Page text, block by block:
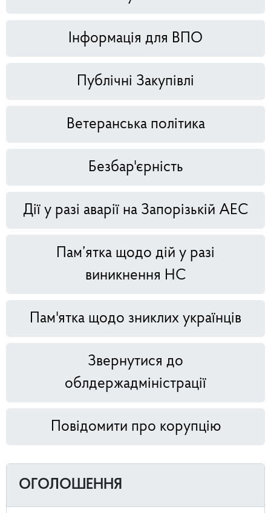
Інформація для ВПО
Публічні Закупівлі
Ветеранська політика
Безбар'єрність
Дії у разі аварії на Запорізькій АЕС
Пам’ятка щодо дій у разі
виникнення НС
Пам'ятка щодо зниклих українців
Звернутися до
облдержадміністрації
Повідомити про корупцію
ОГОЛОШЕННЯ